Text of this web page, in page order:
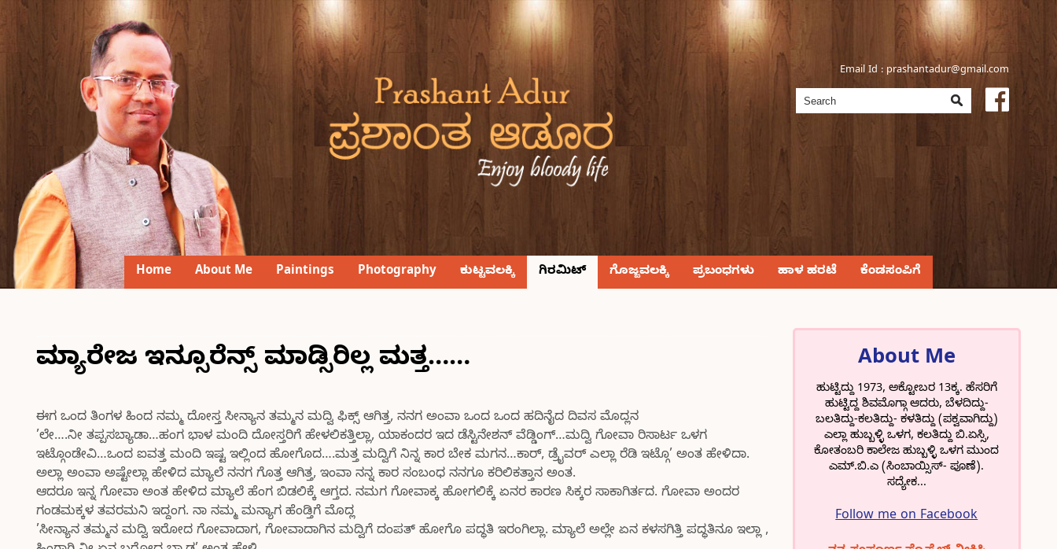
Email Id : prashantadur@gmail.com
Home About Me Paintings Photography ಕುಟ್ಟವಲಕ್ಕಿ ಗಿರಮಿಟ್ ಗೊಜ್ಜವಲಕ್ಕಿ ಪ್ರಬಂಧಗಳು ಹಾಳ ಹರಟೆ ಕೆಂಡಸಂಪಿಗೆ
ಮ್ಯಾರೇಜ ಇನ್ಸೂರೆನ್ಸ್ ಮಾಡ್ಸಿರಿಲ್ಲ ಮತ್ತ……
ಈಗ ಒಂದ ತಿಂಗಳ ಹಿಂದ ನಮ್ಮ ದೋಸ್ತ ಸೀನ್ಯಾನ ತಮ್ಮನ ಮದ್ವಿ ಫಿಕ್ಸ್ ಆಗಿತ್ತ, ನನಗ ಅಂವಾ ಒಂದ ಒಂದ ಹದಿನೈದ ದಿವಸ ಮೊದ್ಲನ
’ಲೇ….ನೀ ತಪ್ಪಸಬ್ಯಾಡಾ…ಹಂಗ ಭಾಳ ಮಂದಿ ದೋಸ್ತರಿಗೆ ಹೇಳಲಿಕತ್ತಿಲ್ಲಾ, ಯಾಕಂದರ ಇದ ಡೆಸ್ಟಿನೇಶನ್ ವೆಡ್ಡಿಂಗ್…ಮದ್ವಿ ಗೋವಾ ರಿಸಾರ್ಟ ಒಳಗ
ಇಟ್ಗೊಂಡೇವಿ…ಒಂದ ಐವತ್ತ ಮಂದಿ ಇಷ್ಟ ಇಲ್ಲಿಂದ ಹೋಗೊದ….ಮತ್ತ ಮದ್ವಿಗೆ ನಿನ್ನ ಕಾರ ಬೇಕ ಮಗನ…ಕಾರ್, ಡ್ರೈವರ್ ಎಲ್ಲಾ ರೆಡಿ ಇಟ್ಗೊ’ ಅಂತ ಹೇಳಿದಾ.
ಅಲ್ಲಾ ಅಂವಾ ಅಷ್ಟೇಲ್ಲಾ ಹೇಳಿದ ಮ್ಯಾಲೆ ನನಗ ಗೊತ್ತ ಆಗಿತ್ತ, ಇಂವಾ ನನ್ನ ಕಾರ ಸಂಬಂಧ ನನಗೂ ಕರಿಲಿಕತ್ತಾನ ಅಂತ.
ಆದರೂ ಇನ್ನ ಗೋವಾ ಅಂತ ಹೇಳಿದ ಮ್ಯಾಲೆ ಹೆಂಗ ಬಿಡಲಿಕ್ಕೆ ಆಗ್ತದ. ನಮಗ ಗೋವಾಕ್ಕ ಹೋಗಲಿಕ್ಕೆ ಏನರ ಕಾರಣ ಸಿಕ್ಕರ ಸಾಕಾಗಿರ್ತದ. ಗೋವಾ ಅಂದರ
ಗಂಡಮಕ್ಕಳ ತವರಮನಿ ಇದ್ದಂಗ. ನಾ ನಮ್ಮ ಮನ್ಯಾಗ ಹೆಂಡ್ತಿಗೆ ಮೊದ್ಲ
’ಸೀನ್ಯಾನ ತಮ್ಮನ ಮದ್ವಿ ಇರೋದ ಗೋವಾದಾಗ, ಗೋವಾದಾಗಿನ ಮದ್ವಿಗೆ ದಂಪತ್ ಹೋಗೊ ಪದ್ಧತಿ ಇರಂಗಿಲ್ಲಾ. ಮ್ಯಾಲೆ ಅಲ್ಲೇ ಏನ ಕಳಸಗಿತ್ತಿ ಪದ್ಧತಿನೂ ಇಲ್ಲಾ ,
About Me
ಹುಟ್ಟಿದ್ದು 1973, ಅಕ್ಟೋಬರ 13ಕ್ಕ. ಹೆಸರಿಗೆ
ಹುಟ್ಟಿದ್ದ ಶಿವಮೊಗ್ಗಾ ಆದರು, ಬೆಳದಿದ್ದು-
ಬಲತಿದ್ದು-ಕಲತಿದ್ದು- ಕಳತಿದ್ದು (ಪಕ್ವವಾಗಿದ್ದು)
ಎಲ್ಲಾ ಹುಬ್ಬಳ್ಳಿ ಒಳಗ, ಕಲತಿದ್ದು ಬಿ.ಏಸ್ಸಿ,
ಕೋತಂಬರಿ ಕಾಲೇಜ ಹುಬ್ಬಳ್ಳಿ ಒಳಗ ಮುಂದ
ಎಮ್.ಬಿ.ಎ (ಸಿಂಬಾಯ್ಸಿಸ್- ಪೂಣೆ).
ಸದ್ಯೇಕ...
Follow me on Facebook